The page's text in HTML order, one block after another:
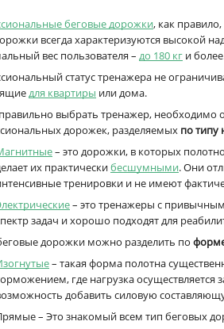
беговые дорожки, как
всегда характеризуются высокой
вес пользователя – до 180 кг и
статус тренажера не
для квартиры или дома.
выбрать тренажер, необходимо
дорожек, разделяемых по типу
– это дорожки, в которых
их практическибесшумными. Они
тренировки и не имеют
– это тренажеры с
задач и хорошо подходят для
дорожки можно разделить по
– такая форма полотна
где нагрузка осуществляется
добавить силовую
– Это знакомый всем тип беговых